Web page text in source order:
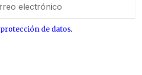
protección de datos.